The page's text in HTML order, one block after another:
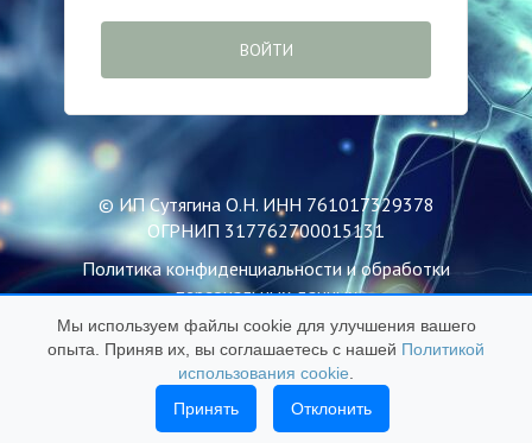
ВОЙТИ
© ИП Сутягина О.Н. ИНН 761017329378
ОГРНИП 317762700015131
Политика конфиденциальности и обработки
персональных данных
Пользовательское соглашение
Публичная оферта
Политика использования файлов Cookie
Мы используем файлы cookie для улучшения вашего
опыта. Приняв их, вы соглашаетесь с нашей Политикой
использования cookie
Принять
Отклонить